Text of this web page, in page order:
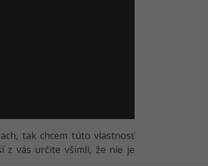
tak chcem túto vlastnosť
z vás určite všimli, že nie je